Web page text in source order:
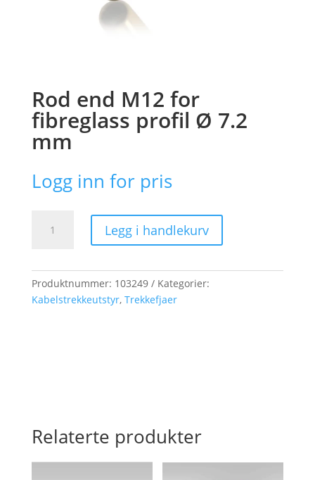
Rod end M12 for
fibreglass profil Ø 7.2
mm
Logg inn for pris
fibreglass
profil
Legg i handlekurv
Produktnummer: 103249
Kategorier:
Kabelstrekkeutstyr, Trekkefjaer
Relaterte produkter